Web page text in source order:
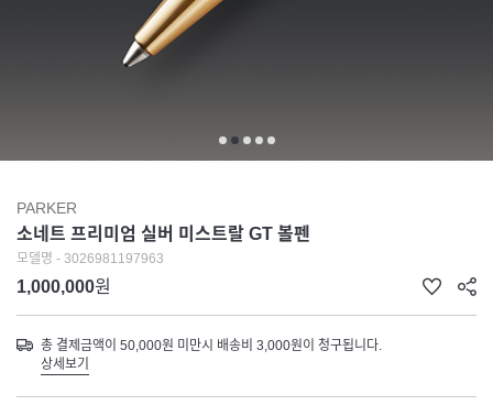
PARKER
소네트 프리미엄 실버 미스트랄 GT 볼펜
모델명 - 3026981197963
1,000,000원
총 결제금액이 50,000원 미만시 배송비 3,000원이 청구됩니다.
상세보기